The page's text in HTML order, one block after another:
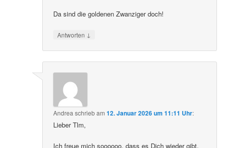
Da sind die goldenen Zwanziger doch!
Antworten ↓
Andrea schriebam12. Januar 2026 um 11:11 Uhr:
Lieber Tlm,
Ich freue mich soooooo, dass es Dich wieder gibt,